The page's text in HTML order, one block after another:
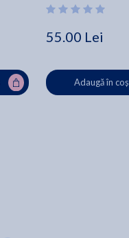
55.00 Lei
Adaugă în coș